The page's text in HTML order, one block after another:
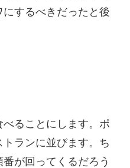
するべきだったと後
ることにします。ポ
ランに並びます。ち
が回ってくるだろう